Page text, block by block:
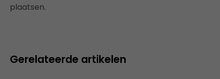
plaatsen.
Gerelateerde artikelen